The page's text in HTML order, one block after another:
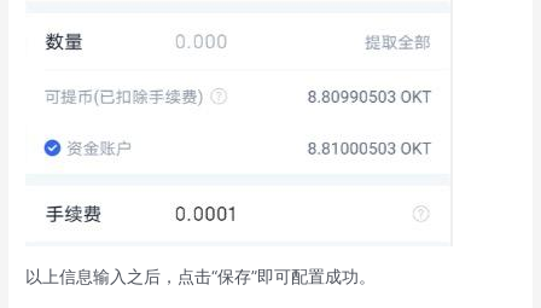
以上信息输入之后，点击“保存”即可配置成功。